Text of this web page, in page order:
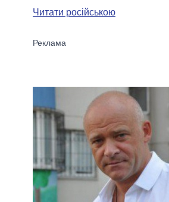
Читати російською